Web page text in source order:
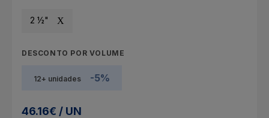
2 ½"
DESCONTO POR VOLUME
12+ unidades -5%
46.16€ / UN